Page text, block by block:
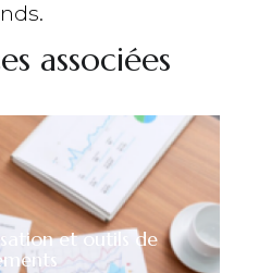
associées
et outils de